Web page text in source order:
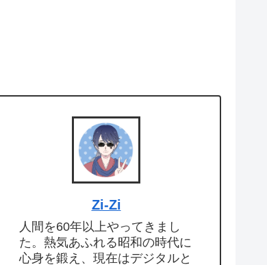
Zi-Zi
人間を60年以上やってきまし
た。熱気あふれる昭和の時代に
心身を鍛え、現在はデジタルと